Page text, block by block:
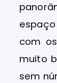
com
muito
sem